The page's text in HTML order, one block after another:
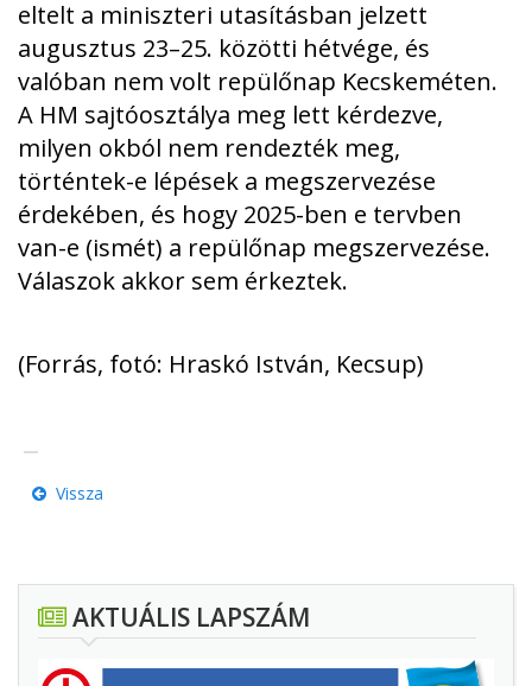
eltelt a miniszteri utasításban jelzett
augusztus 23–25. közötti hétvége, és
valóban nem volt repülőnap Kecskeméten.
A HM sajtóosztálya meg lett kérdezve,
milyen okból nem rendezték meg,
történtek-e lépések a megszervezése
érdekében, és hogy 2025-ben e tervben
van-e (ismét) a repülőnap megszervezése.
Válaszok akkor sem érkeztek.
(Forrás, fotó: Hraskó István, Kecsup)
Vissza
AKTUÁLIS LAPSZÁM